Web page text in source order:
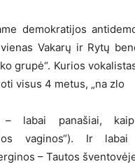
demokratijos
Vakarų ir Rytų
grupė“. Kurios
visus 4 metus, „na zlo
– labai panašiai,
vaginos“). Ir
– Tautos